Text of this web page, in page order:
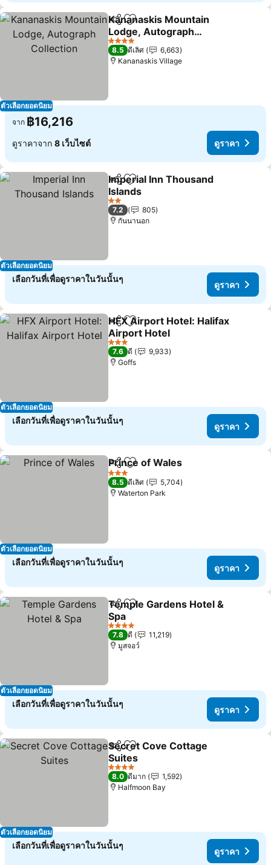
ตัวเลือกยอดนิยม
แชร์ เพิ่มในรายการโปรด
Kananaskis Mountain
Lodge, Autograph
Collection
4 ดาว
8.5 ดีเลิศ
6,663
Kananaskis Village
จาก ฿16,216
ดูราคาจาก 8 เว็บไซต์ ดูราคา
ตัวเลือกยอดนิยม
แชร์ เพิ่มในรายการโปรด
Imperial Inn Thousand
Islands
2 ดาว
7.2
805
กันนานอก
เลือกวันที่เพื่อดูราคาในวันนั้นๆ
ดูราคา
ตัวเลือกยอดนิยม
แชร์ เพิ่มในรายการโปรด
HFX Airport Hotel: Halifax
Airport Hotel
3 ดาว
7.6 ดี
9,933
Goffs
เลือกวันที่เพื่อดูราคาในวันนั้นๆ
ดูราคา
ตัวเลือกยอดนิยม
แชร์ เพิ่มในรายการโปรด
Prince of Wales
3 ดาว
8.5 ดีเลิศ
5,704
Waterton Park
เลือกวันที่เพื่อดูราคาในวันนั้นๆ
ดูราคา
ตัวเลือกยอดนิยม
แชร์ เพิ่มในรายการโปรด
Temple Gardens Hotel &
Spa
4 ดาว
7.8 ดี
11,219
มูสจอว์
เลือกวันที่เพื่อดูราคาในวันนั้นๆ
ดูราคา
ตัวเลือกยอดนิยม
แชร์ เพิ่มในรายการโปรด
Secret Cove Cottage
Suites
4 ดาว
8.0 ดีมาก
1,592
Halfmoon Bay
เลือกวันที่เพื่อดูราคาในวันนั้นๆ
ดูราคา